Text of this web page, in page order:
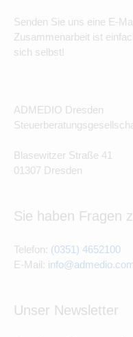
Senden Sie uns eine E-
Zusammenarbeit ist
sich selbst!
ADMEDIO Dresden
Blasewitzer Straße 41
01307 Dresden
Sie haben Fragen
Telefon: (0351) 4652100
E-Mail:
Unser Newsletter